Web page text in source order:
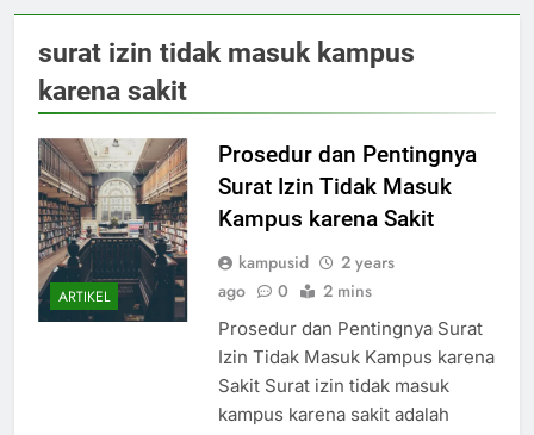
surat izin tidak masuk kampus
karena sakit
ARTIKEL
Prosedur dan Pentingnya
Surat Izin Tidak Masuk
Kampus karena Sakit
kampusid
2 years
ago
0 2 mins
Prosedur dan Pentingnya Surat
Izin Tidak Masuk Kampus karena
Sakit Surat izin tidak masuk
kampus karena sakit adalah